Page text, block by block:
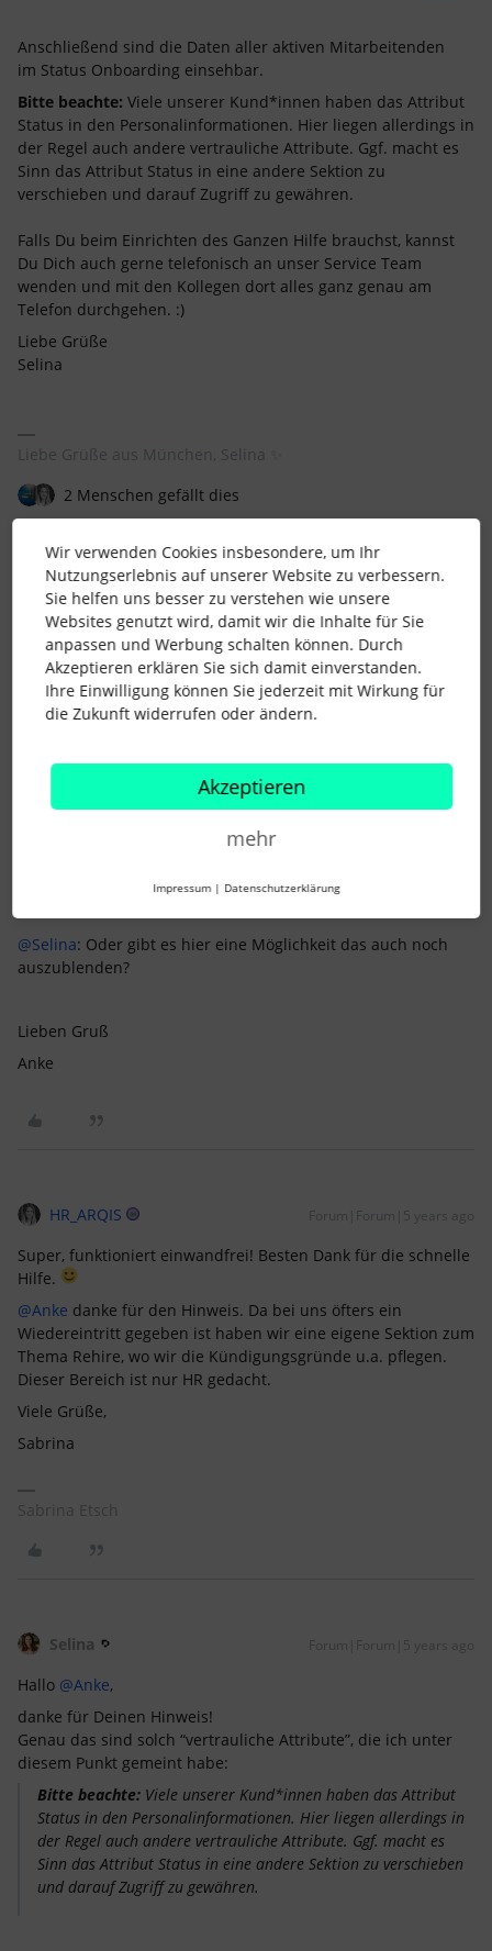
Anschließend sind die Daten aller aktiven Mitarbeitenden
im Status Onboarding einsehbar.
Bitte beachte: Viele unserer Kund*innen haben das Attribut
Status in den Personalinformationen. Hier liegen allerdings in
der Regel auch andere vertrauliche Attribute. Ggf. macht es
Sinn das Attribut Status in eine andere Sektion zu
verschieben und darauf Zugriff zu gewähren.
Falls Du beim Einrichten des Ganzen Hilfe brauchst, kannst
Du Dich auch gerne telefonisch an unser Service Team
wenden und mit den Kollegen dort alles ganz genau am
Telefon durchgehen. :)
Liebe Grüße
Selina
Liebe Grüße aus München, Selina ✨
2 Menschen gefällt dies
Anke Forum|Forum|5 years ago
Hallo@HR_ARQIS,
Zugriffsrecht auf den Status dann auch die
Kündigungsgründe sehen können, insofern ihr die hinterlegt.
Wir pflegen diese in der Regel recht zeitnah, wenn sich die
Zugriff auf den Status können diese dann auch sehen.
@Selina: Oder gibt es hier eine Möglichkeit das auch noch
auszublenden?
Lieben Gruß
Anke
HR_ARQIS Forum|Forum|5 years ago
Super, funktioniert einwandfrei! Besten Dank für die schnelle
Hilfe.
@Anke danke für den Hinweis. Da bei uns öfters ein
Wiedereintritt gegeben ist haben wir eine eigene Sektion zum
Thema Rehire, wo wir die Kündigungsgründe u.a. pflegen.
Dieser Bereich ist nur HR gedacht.
Viele Grüße,
Sabrina
Sabrina Etsch
Selina Forum|Forum|5 years ago
Hallo @Anke,
danke für Deinen Hinweis!
Genau das sind solch “vertrauliche Attribute”, die ich unter
diesem Punkt gemeint habe:
Bitte beachte: Viele unserer Kund*innen haben das Attribut
Status in den Personalinformationen. Hier liegen allerdings in
der Regel auch andere vertrauliche Attribute. Ggf. macht es
Sinn das Attribut Status in eine andere Sektion zu verschieben
und darauf Zugriff zu gewähren.
Wir verwenden Cookies insbesondere, um Ihr
Nutzungserlebnis auf unserer Website zu verbessern.
Sie helfen uns besser zu verstehen wie unsere
Websites genutzt wird, damit wir die Inhalte für Sie
anpassen und Werbung schalten können. Durch
Akzeptieren erklären Sie sich damit einverstanden.
Ihre Einwilligung können Sie jederzeit mit Wirkung für
die Zukunft widerrufen oder ändern.
Akzeptieren
mehr
Impressum | Datenschutzerklärung